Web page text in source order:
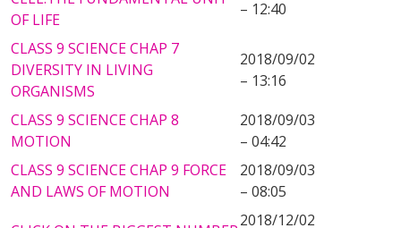
OF LIFE
– 12:40
CLASS 9 SCIENCE CHAP 7
DIVERSITY IN LIVING
ORGANISMS
2018/09/02
– 13:16
CLASS 9 SCIENCE CHAP 8
MOTION
2018/09/03
– 04:42
CLASS 9 SCIENCE CHAP 9 FORCE
AND LAWS OF MOTION
2018/09/03
– 08:05
2018/12/02